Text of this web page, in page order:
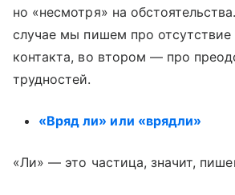
но «несмотря» на
случае мы пишем про отсутствие
контакта, во втором — про
трудностей.
«Вряд ли» или «врядли»
«Ли» — это частица, значит,